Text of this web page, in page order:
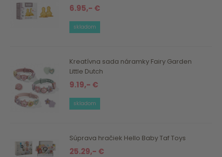
6.95,- €
skladom
Kreatívna sada náramky Fairy Garden
Little Dutch
9.19,- €
skladom
Súprava hračiek Hello Baby Taf Toys
25.29,- €